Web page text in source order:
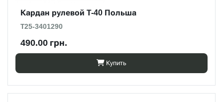
Кардан рулевой Т-40 Польша
Т25-3401290
490.00 грн.
Купить